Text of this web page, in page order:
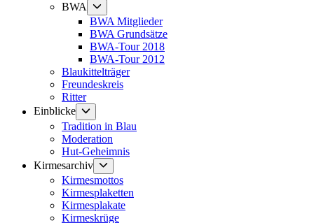
BWA
anzeigen
BWA Mitglieder
BWA Grundsätze
BWA-Tour 2018
BWA-Tour 2012
Blaukittelträger
Freundeskreis
Ritter
Einblicke
Untermenü
anzeigen
Tradition in Blau
Moderation
Hut-Geheimnis
Kirmesarchiv
anzeigen
Kirmesmottos
Kirmesplaketten
Kirmesplakate
Kirmeskrüge